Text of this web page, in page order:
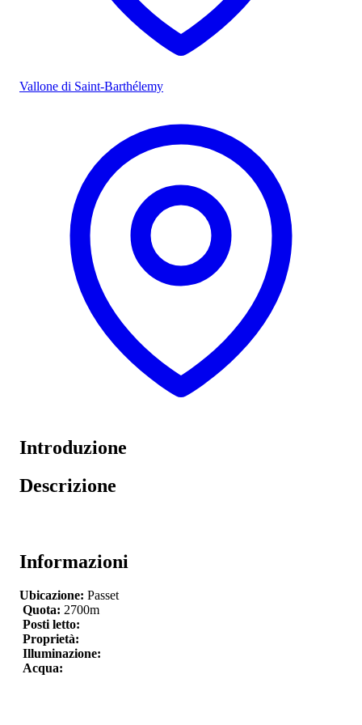
Vallone di Saint-Barthélemy
Introduzione
Descrizione
Informazioni
Ubicazione: Passet
Quota: 2700m
Posti letto:
Proprietà:
Illuminazione:
Acqua: